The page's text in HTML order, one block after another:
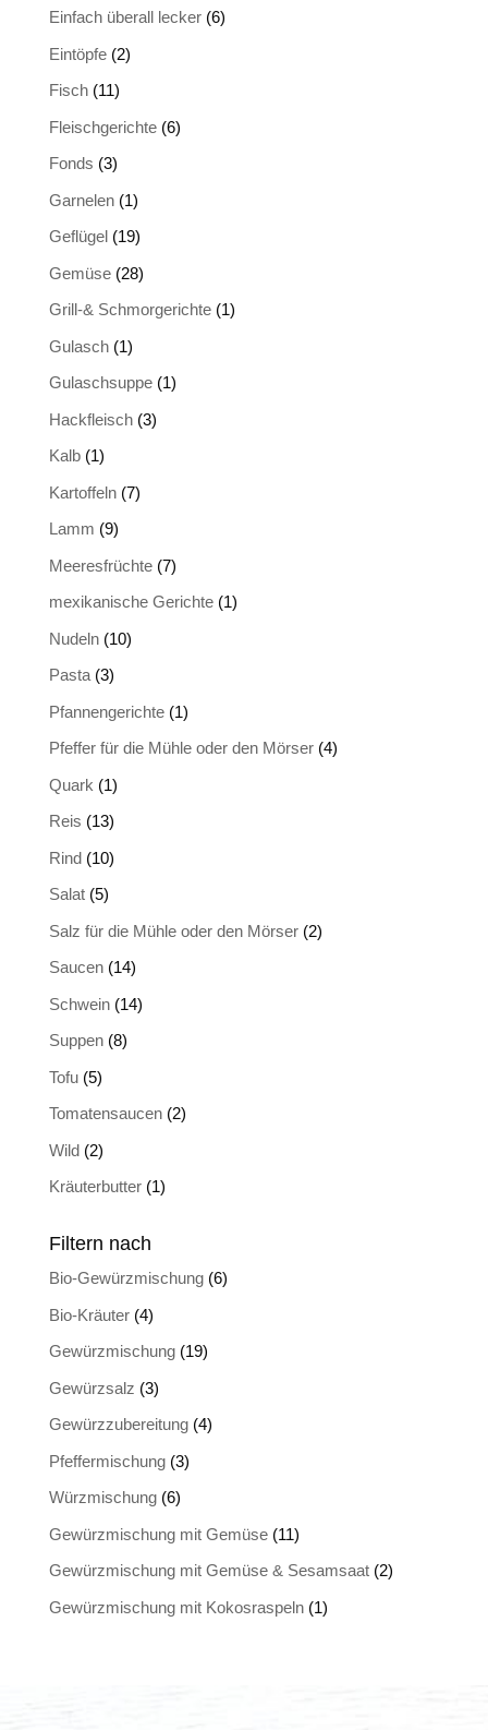
Einfach überall lecker (6)
Eintöpfe (2)
Fisch (11)
Fleischgerichte (6)
Fonds (3)
Garnelen (1)
Geflügel (19)
Gemüse (28)
Grill-& Schmorgerichte (1)
Gulasch (1)
Gulaschsuppe (1)
Hackfleisch (3)
Kalb (1)
Kartoffeln (7)
Lamm (9)
Meeresfrüchte (7)
mexikanische Gerichte (1)
Nudeln (10)
Pasta (3)
Pfannengerichte (1)
Pfeffer für die Mühle oder den Mörser (4)
Quark (1)
Reis (13)
Rind (10)
Salat (5)
Salz für die Mühle oder den Mörser (2)
Saucen (14)
Schwein (14)
Suppen (8)
Tofu (5)
Tomatensaucen (2)
Wild (2)
Kräuterbutter (1)
Filtern nach
Bio-Gewürzmischung (6)
Bio-Kräuter (4)
Gewürzmischung (19)
Gewürzsalz (3)
Gewürzzubereitung (4)
Pfeffermischung (3)
Würzmischung (6)
Gewürzmischung mit Gemüse (11)
Gewürzmischung mit Gemüse & Sesamsaat (2)
Gewürzmischung mit Kokosraspeln (1)